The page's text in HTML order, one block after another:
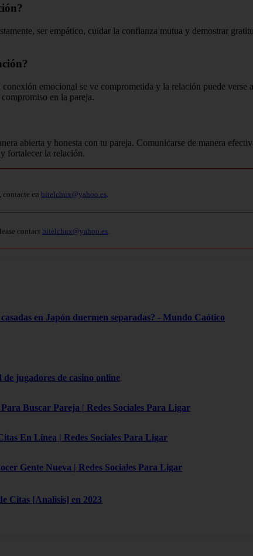
ser empático, cuidar la confianza mutua y demostrar
emocional se ve comprometida y la relación puede
en la pareja.
abierta y honesta con tu pareja. Comunicarse de manera
fortalecer la relación.
en bitelchux@yahoo.es
contact bitelchux@yahoo.es
en Japón duermen separadas? - Mundo Caótico
jugadores de casino online
Buscar Pareja | Redes Sociales Para Ligar
En Línea | Redes Sociales Para Ligar
Gente Nueva | Redes Sociales Para Ligar
Citas [Analisis] en 2023